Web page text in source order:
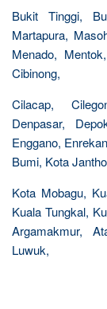
Bukit Tinggi,
Martapura,
Menado,
Cibinong,
Cilacap,
Denpasar,
Enggano,
Bumi, Kota
Kota Mobagu,
Kuala Tungkal,
Argamakmur,
Luwuk,